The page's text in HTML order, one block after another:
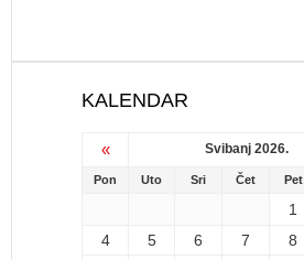
KALENDAR
« Svibanj 2026.
Pon Uto Sri Čet Pet
1
4
5 6 7 8